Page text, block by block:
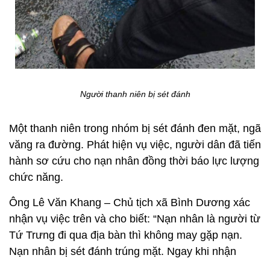
Người thanh niên bị sét đánh
Một thanh niên trong nhóm bị sét đánh đen mặt, ngã
văng ra đường. Phát hiện vụ việc, người dân đã tiến
hành sơ cứu cho nạn nhân đồng thời báo lực lượng
chức năng.
Ông Lê Văn Khang – Chủ tịch xã Bình Dương xác
nhận vụ việc trên và cho biết: “Nạn nhân là người từ
Tứ Trưng đi qua địa bàn thì không may gặp nạn.
Nạn nhân bị sét đánh trúng mặt. Ngay khi nhận